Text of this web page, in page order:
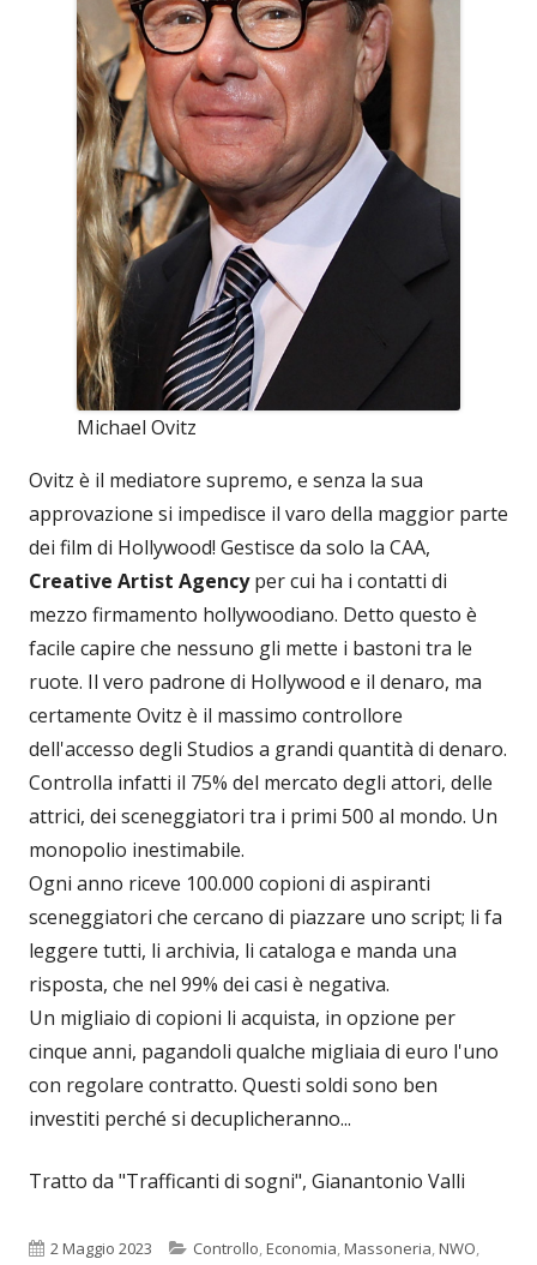
Michael Ovitz
Ovitz è il mediatore supremo, e senza la sua
approvazione si impedisce il varo della maggior parte
dei film di Hollywood! Gestisce da solo la CAA,
Creative Artist Agencyper cui ha i contatti di
mezzo firmamento hollywoodiano. Detto questo è
facile capire che nessuno gli mette i bastoni tra le
ruote. Il vero padrone di Hollywood e il denaro, ma
certamente Ovitz è il massimo controllore
dell'accesso degli Studios a grandi quantità di denaro.
Controlla infatti il 75% del mercato degli attori, delle
attrici, dei sceneggiatori tra i primi 500 al mondo. Un
monopolio inestimabile.
Ogni anno riceve 100.000 copioni di aspiranti
sceneggiatori che cercano di piazzare uno script; li fa
leggere tutti, li archivia, li cataloga e manda una
risposta, che nel 99% dei casi è negativa.
Un migliaio di copioni li acquista, in opzione per
cinque anni, pagandoli qualche migliaia di euro l'uno
con regolare contratto. Questi soldi sono ben
investiti perché si decuplicheranno...
Tratto da "Trafficanti di sogni", Gianantonio Valli
Pubblicato
2 Maggio 2023 Categorie
Controllo,Economia,Massoneria,NWO,